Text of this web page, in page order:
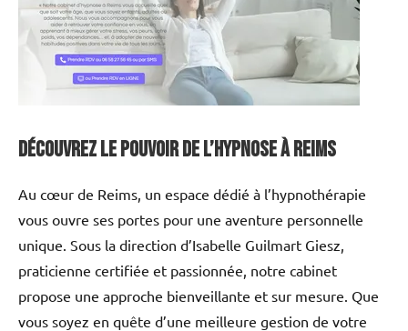
Découvrez le pouvoir de l’hypnose à Reims
Au cœur de Reims, un espace dédié à l’hypnothérapie
vous ouvre ses portes pour une aventure personnelle
unique. Sous la direction d’Isabelle Guilmart Giesz,
praticienne certifiée et passionnée, notre cabinet
propose une approche bienveillante et sur mesure. Que
vous soyez en quête d’une meilleure gestion de votre